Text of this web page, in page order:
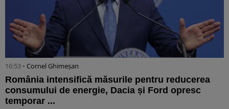
16:53 • Cornel Ghimeșan
România intensifică măsurile pentru reducerea
consumului de energie, Dacia și Ford opresc
temporar ...